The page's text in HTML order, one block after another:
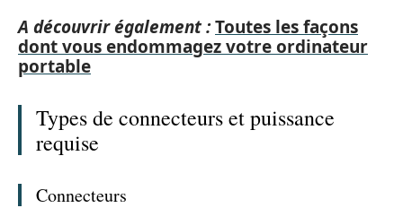
A découvrir également :Toutes les façons
dont vous endommagez votre ordinateur
portable
Types de connecteurs et puissance
requise
Connecteurs